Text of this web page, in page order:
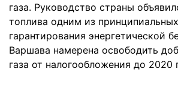
газа. Руководство страны
топлива одним из
гарантирования энергетической
Варшава намерена освободить
газа от налогообложения до 2020